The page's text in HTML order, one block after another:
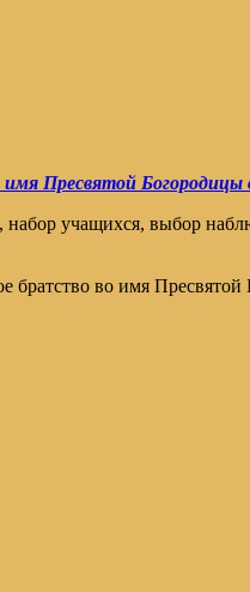
Пресвятой Богородицы
учащихся, выбор
братство во имя